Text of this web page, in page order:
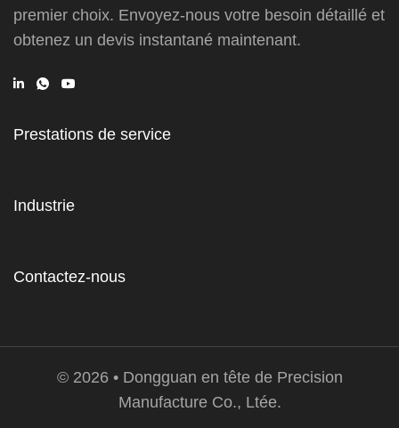
premier choix. Envoyez-nous votre besoin détaillé et
obtenez un devis instantané maintenant.
Prestations de service
Industrie
Contactez-nous
© 2026 • Dongguan en tête de Precision
Manufacture Co., Ltée.